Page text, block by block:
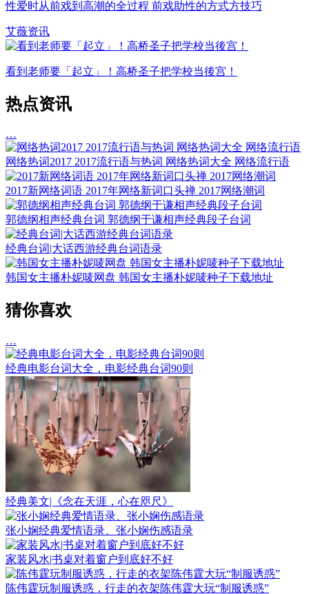
性爱时从前戏到高潮的全过程 前戏助性的方式方技巧
艾薇资讯
看到老师要「起立」！高桥圣子把学校当後宫！
热点资讯
…
网络热词2017 2017流行语与热词 网络热词大全 网络流行语
2017新网络词语 2017年网络新词口头禅 2017网络潮词
郭德纲相声经典台词 郭德纲于谦相声经典段子台词
经典台词|大话西游经典台词语录
韩国女主播朴妮唛网盘 韩国女主播朴妮唛种子下载地址
猜你喜欢
…
经典电影台词大全，电影经典台词90则
经典美文|《念在天涯，心在咫尺》
张小娴经典爱情语录、张小娴伤感语录
家装风水|书桌对着窗户到底好不好
陈伟霆玩制服诱惑，行走的衣架陈伟霆大玩“制服诱惑”